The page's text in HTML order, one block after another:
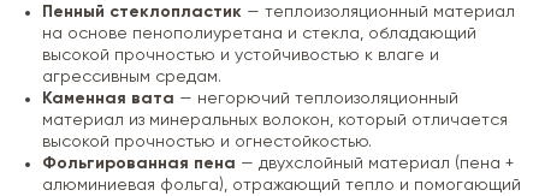
Пенный стеклопластик — теплоизоляционный материал
на основе пенополиуретана и стекла, обладающий
высокой прочностью и устойчивостью к влаге и
агрессивным средам.
Каменная вата — негорючий теплоизоляционный
материал из минеральных волокон, который отличается
высокой прочностью и огнестойкостью.
Фольгированная пена — двухслойный материал (пена +
алюминиевая фольга), отражающий тепло и помогающий